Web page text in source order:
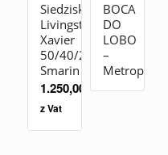
Siedzisko
Livingstones
Xavier
50/40/26
Smarin
1.250,00 zł
z Vat
BOCA
DO
LOBO
–
Metropolitan